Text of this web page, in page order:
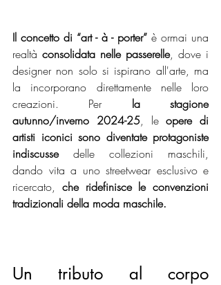
Il concetto di “art - à - porter” è ormai una
realtà consolidata nelle passerelle, dove i
designer non solo si ispirano all'arte, ma
la incorporano direttamente nelle loro
creazioni. Per la stagione
autunno/inverno 2024-25, le opere di
artisti iconici sono diventate protagoniste
indiscusse delle collezioni maschili,
dando vita a uno streetwear esclusivo e
ricercato, che ridefinisce le convenzioni
tradizionali della moda maschile.
Un tributo al corpo